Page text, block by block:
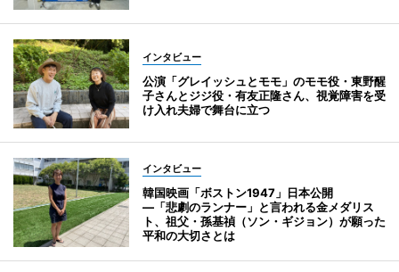
インタビュー
公演「グレイッシュとモモ」のモモ役・東野醒
子さんとジジ役・有友正隆さん、視覚障害を受
け入れ夫婦で舞台に立つ
インタビュー
韓国映画「ボストン1947」日本公開
―「悲劇のランナー」と言われる金メダリス
ト、祖父・孫基禎（ソン・ギジョン）が願った
平和の大切さとは